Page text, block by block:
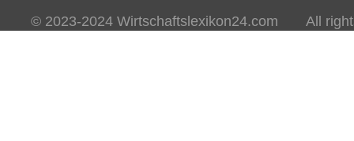
© 2023-2024 Wirtschaftslexikon24.com All